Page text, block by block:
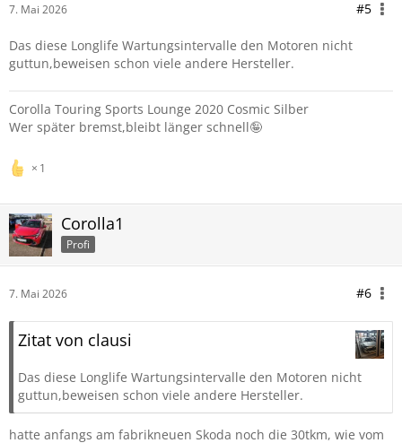
7. Mai 2026 #5
Das diese Longlife Wartungsintervalle den Motoren nicht
guttun,beweisen schon viele andere Hersteller.
Corolla Touring Sports Lounge 2020 Cosmic Silber
Wer später bremst,bleibt länger schnell🤪
1
Corolla1
Profi
7. Mai 2026 #6
Zitat von clausi
Das diese Longlife Wartungsintervalle den Motoren nicht
guttun,beweisen schon viele andere Hersteller.
hatte anfangs am fabrikneuen Skoda noch die 30tkm, wie vom